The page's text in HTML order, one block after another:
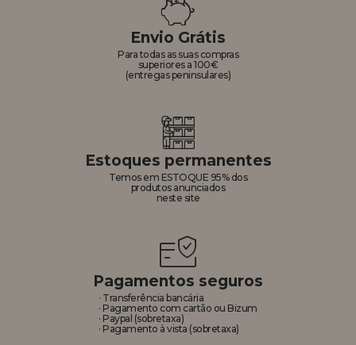
Envio Grátis
Para todas as suas compras
superiores a 100€
(entregas peninsulares)
Estoques permanentes
Temos em ESTOQUE 95% dos
produtos anunciados
neste site
Pagamentos seguros
· Transferência bancária
· Pagamento com cartão ou Bizum
· Paypal (sobretaxa)
· Pagamento à vista (sobretaxa)